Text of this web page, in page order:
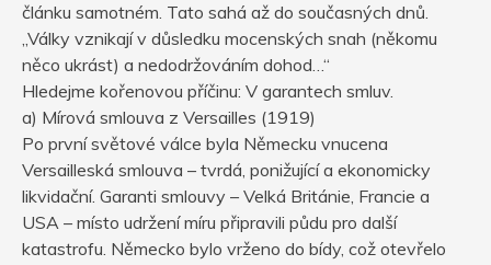
článku samotném. Tato sahá až do současných dnů.
„Války vznikají v důsledku mocenských snah (někomu
něco ukrást) a nedodržováním dohod…“
Hledejme kořenovou příčinu: V garantech smluv.
a) Mírová smlouva z Versailles (1919)
Po první světové válce byla Německu vnucena
Versailleská smlouva – tvrdá, ponižující a ekonomicky
likvidační. Garanti smlouvy – Velká Británie, Francie a
USA – místo udržení míru připravili půdu pro další
katastrofu. Německo bylo vrženo do bídy, což otevřelo